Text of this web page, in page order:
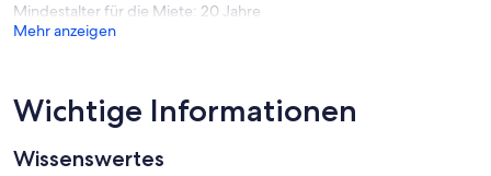
Mindestalter für die Miete: 20 Jahre
Mehr anzeigen
Wichtige Informationen
Wissenswertes